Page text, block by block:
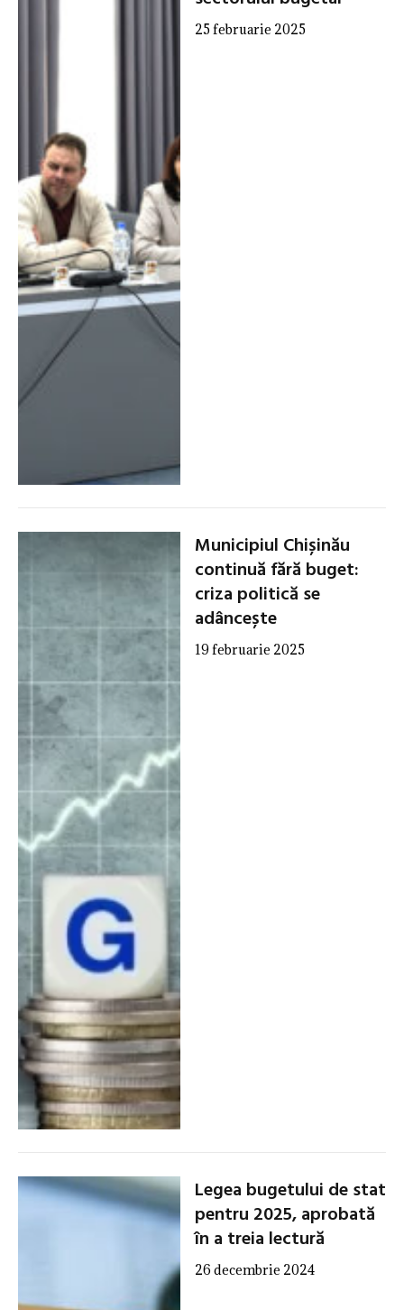
25 februarie 2025
Municipiul Chișinău
continuă fără buget:
criza politică se
adâncește
19 februarie 2025
Legea bugetului de stat
pentru 2025, aprobată
în a treia lectură
26 decembrie 2024